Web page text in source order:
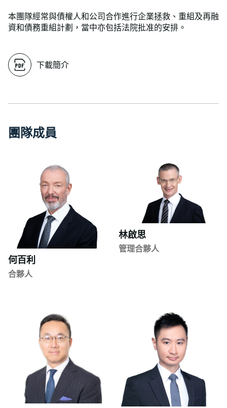
本團隊經常與債權人和公司合作進行企業拯救、重組及再融
資和債務重組計劃，當中亦包括法院批准的安排。
下載簡介
團隊成員
何百利
合夥人
林啟思
管理合夥人